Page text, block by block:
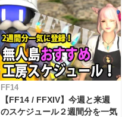
FF14
【FF14 / FFXIV】今週と来週
のスケジュール２週間分を一気